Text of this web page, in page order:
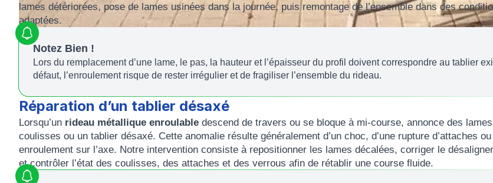
lames détériorées, pose de lames usinées dans la journée, puis remontage de l’ensemble dans des
adaptées.
Notez Bien !
Lors du remplacement d’une lame, le pas, la hauteur et l’épaisseur du profil doivent correspondre au tablier
défaut, l’enroulement risque de rester irrégulier et de fragiliser l’ensemble du rideau.
Réparation d’un tablier désaxé
Lorsqu’un rideau métallique enroulable descend de travers ou se bloque à mi-course, annonce des
coulisses ou un tablier désaxé. Cette anomalie résulte généralement d’un choc, d’une rupture d’attaches ou
enroulement sur l’axe. Notre intervention consiste à repositionner les lames décalées, corriger le
et contrôler l’état des coulisses, des attaches et des verrous afin de rétablir une course fluide.